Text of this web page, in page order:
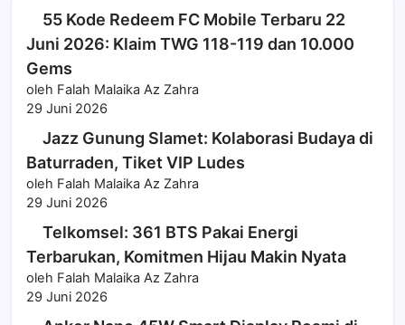
55 Kode Redeem FC Mobile Terbaru 22
Juni 2026: Klaim TWG 118-119 dan 10.000
Gems
oleh Falah Malaika Az Zahra
29 Juni 2026
Jazz Gunung Slamet: Kolaborasi Budaya di
Baturraden, Tiket VIP Ludes
oleh Falah Malaika Az Zahra
29 Juni 2026
Telkomsel: 361 BTS Pakai Energi
Terbarukan, Komitmen Hijau Makin Nyata
oleh Falah Malaika Az Zahra
29 Juni 2026